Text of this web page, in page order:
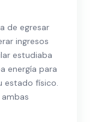
de egresar
ingresos
estudiaba
energía para
estado físico.